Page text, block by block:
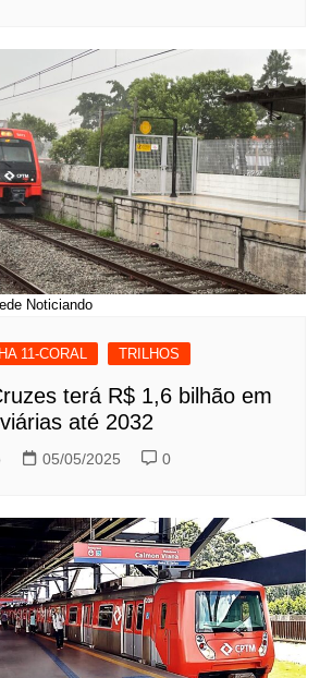
Noticiando
11-CORAL TRILHOS
terá R$ 1,6 bilhão em
até 2032
05/05/2025 0